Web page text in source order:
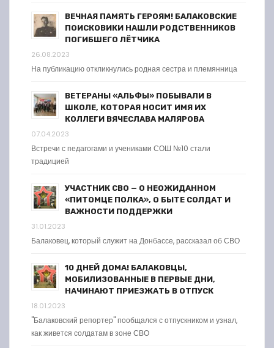
ВЕЧНАЯ ПАМЯТЬ ГЕРОЯМ! БАЛАКОВСКИЕ
ПОИСКОВИКИ НАШЛИ РОДСТВЕННИКОВ
ПОГИБШЕГО ЛЁТЧИКА
26.08.2023
На публикацию откликнулись родная сестра и племянница
ВЕТЕРАНЫ «АЛЬФЫ» ПОБЫВАЛИ В
ШКОЛЕ, КОТОРАЯ НОСИТ ИМЯ ИХ
КОЛЛЕГИ ВЯЧЕСЛАВА МАЛЯРОВА
07.04.2023
Встречи с педагогами и учениками СОШ №10 стали
традицией
УЧАСТНИК СВО — О НЕОЖИДАННОМ
«ПИТОМЦЕ ПОЛКА», О БЫТЕ СОЛДАТ И
ВАЖНОСТИ ПОДДЕРЖКИ
31.01.2023
Балаковец, который служит на Донбассе, рассказал об СВО
10 ДНЕЙ ДОМА! БАЛАКОВЦЫ,
МОБИЛИЗОВАННЫЕ В ПЕРВЫЕ ДНИ,
НАЧИНАЮТ ПРИЕЗЖАТЬ В ОТПУСК
18.01.2023
"Балаковский репортер" пообщался с отпускником и узнал,
как живется солдатам в зоне СВО